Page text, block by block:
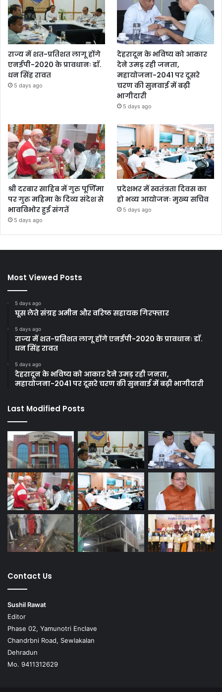
राज्य में शत-प्रतिशत लागू होंगे
एनईपी-2020 के प्रावधानः डाॅ.
धन सिंह रावत
5 days ago
देहरादून के भविष्य को आकार
देने उमड़ रही जनता,
महायोजना-2041 पर दूसरे
चरण की सुनवाई में बढ़ी
भागीदारी
5 days ago
श्री दरबार साहिब में गुरु पूर्णिमा
पर गुरु महिमा के दिव्य संदेश से
भावविभोर हुई संगतें
5 days ago
प्रदेशभर में स्वतंत्रता दिवस का
हो भव्य आयोजनः मुख्य सचिव
5 days ago
Most Viewed Posts
5 days ago
घूस लेते संग्रह अमीन और वरिष्ठ सहायक गिरफ्तार
5 days ago
राज्य में शत-प्रतिशत लागू होंगे एनईपी-2020 के प्रावधानः डाॅ.
धन सिंह रावत
5 days ago
देहरादून के भविष्य को आकार देने उमड़ रही जनता,
महायोजना-2041 पर दूसरे चरण की सुनवाई में बढ़ी भागीदारी
Last Modified Posts
Contact Us
Sushil Rawat
Editor
Phase 02, Yamunotri Enclave
Chandrbni Road, Sewlakalan
Dehradun
Mo. 9411312629